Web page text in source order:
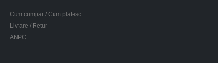
Cum cumpar / Cum platesc
Livrare / Retur
ANPC